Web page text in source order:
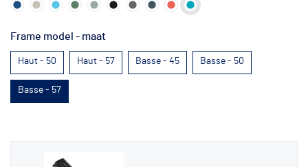
Frame model - maat
Haut - 50 Haut - 57 Basse - 45 Basse - 50
Basse - 57